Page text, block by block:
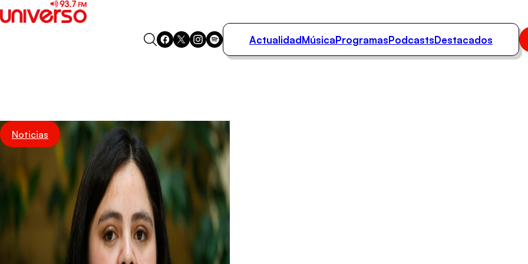
Podcasts
Destacados
ActualidadMúsicaProgramasPodcastsDestacados
Noticias